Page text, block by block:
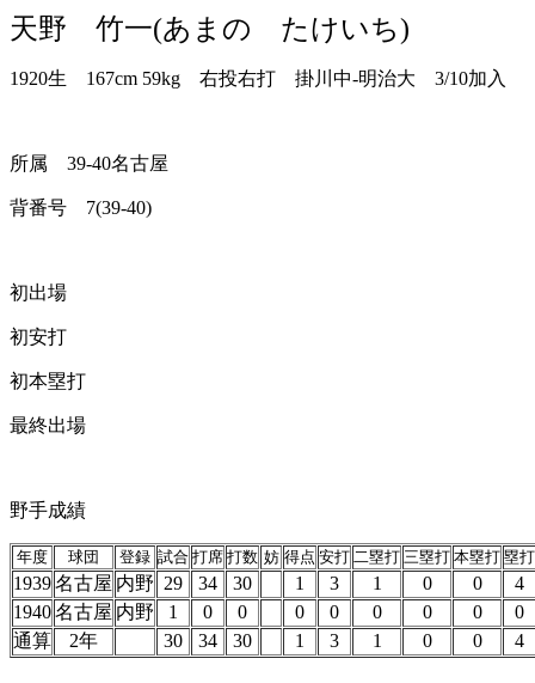
天野 竹一(あまの たけいち)
1920生 167cm 59kg 右投右打 掛川中-明治大 3/10加入
所属 39-40名古屋
背番号 7(39-40)
初出場
初安打
初本塁打
最終出場
野手成績
年度 球団 登録 試合 打席 打数 妨 得点 安打 二塁打 三塁打 本塁打 塁打
1939名古屋 内野 29 34 30 1 3 1 0 0
4
1940名古屋 内野 1 0 0 0 0 0 0 0
0
通算
2年 30 34 30 1 3 1 0 0 4